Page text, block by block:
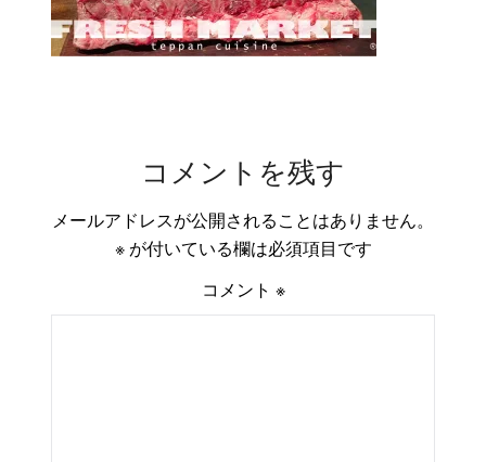
コメントを残す
メールアドレスが公開されることはありません。
※が付いている欄は必須項目です
コメント ※